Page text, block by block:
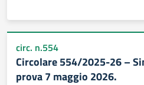
circ. n.554
Circolare 554/2025-26 –
prova 7 maggio 2026.